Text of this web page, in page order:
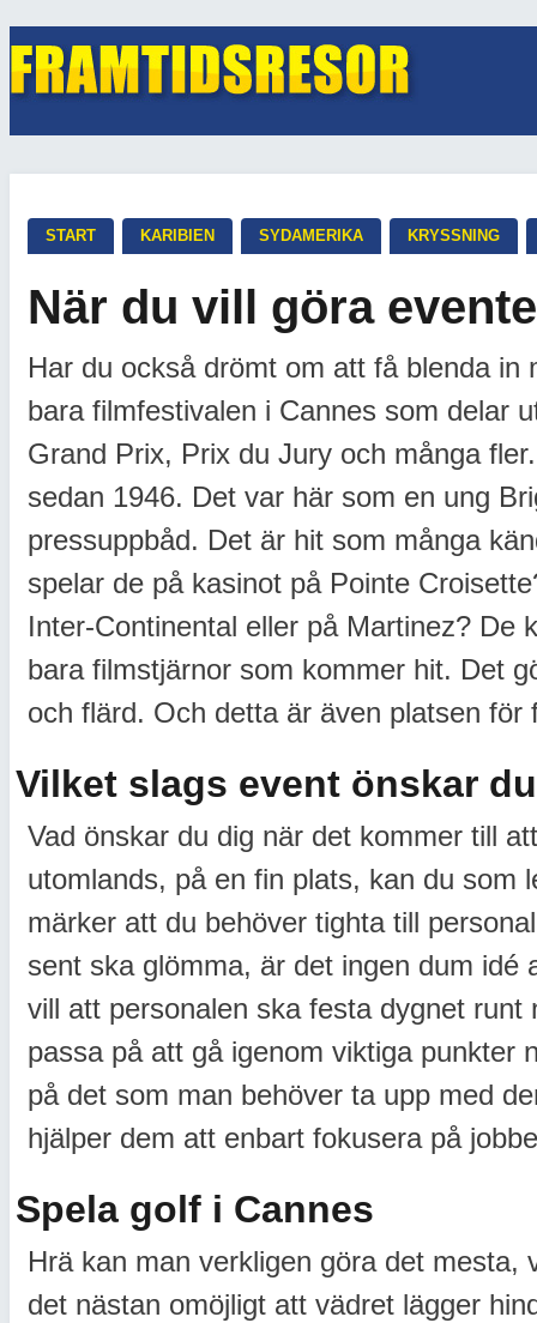
START KARIBIEN SYDAMERIKA KRYSSNING
När du vill göra
Har du också drömt om att få blenda
bara filmfestivalen i Cannes som delar
Grand Prix, Prix du Jury och många
sedan 1946. Det var här som en ung
pressuppbåd. Det är hit som många
spelar de på kasinot på Pointe
Inter-Continental eller på Martinez? De
bara filmstjärnor som kommer hit. Det
och flärd. Och detta är även platsen för
Vilket slags event önskar
Vad önskar du dig när det kommer till
utomlands, på en fin plats, kan du som
märker att du behöver tighta till
sent ska glömma, är det ingen dum
vill att personalen ska festa dygnet
passa på att gå igenom viktiga punkter
på det som man behöver ta upp med
hjälper dem att enbart fokusera på
Spela golf i Cannes
Hrä kan man verkligen göra det
det nästan omöjligt att vädret lägger